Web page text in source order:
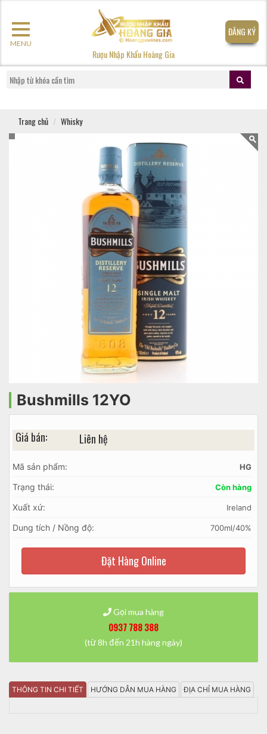
MENU
Rượu Nhập Khẩu Hoàng Gia
ĐĂNG KÝ
Trang chủ Whisky
Bushmills 12YO
Giá bán: Liên hệ
Mã sản phẩm: HG
Trạng thái: Còn hàng
Xuất xứ: Ireland
Dung tích / Nồng độ: 700ml/40%
Đặt Hàng Online
Gọi mua hàng
0937 788 388
(từ 8h đến 21h hàng ngày)
THÔNG TIN CHI TIẾT HƯỚNG DẪN MUA HÀNG ĐỊA CHỈ MUA HÀNG